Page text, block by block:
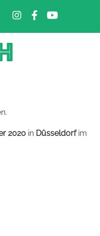
2020 in Düsseldorfim